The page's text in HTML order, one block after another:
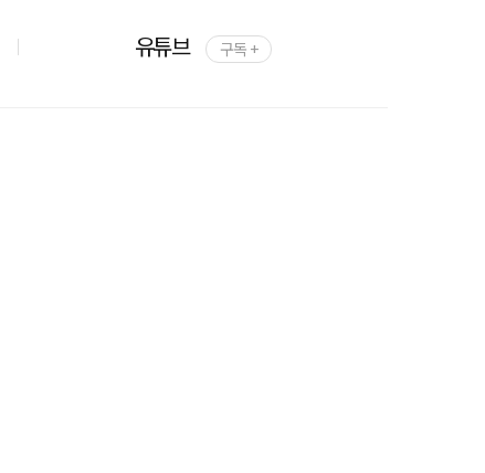
유튜브 구독 +